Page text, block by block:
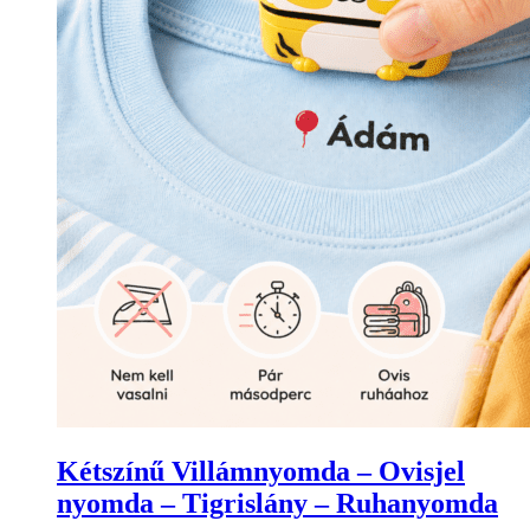
Kétszínű Villámnyomda – Ovisjel
nyomda – Tigrislány – Ruhanyomda